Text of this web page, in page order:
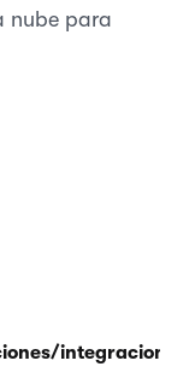
nube para
integraciones